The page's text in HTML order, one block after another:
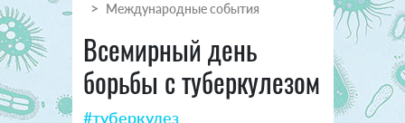
Международные события
Всемирный день
борьбы с туберкулезом
#туберкулез